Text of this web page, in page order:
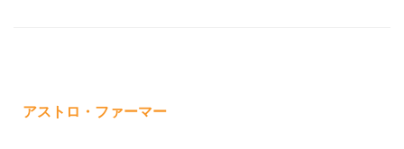
アストロ・ファーマー